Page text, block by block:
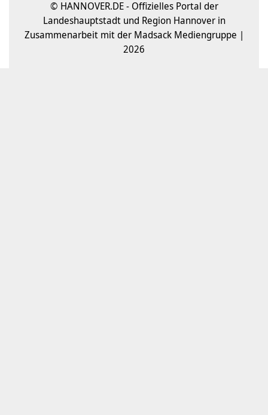
© HANNOVER.DE - Offizielles Portal der
Landeshauptstadt und Region Hannover in
Zusammenarbeit mit der Madsack Mediengruppe |
2026